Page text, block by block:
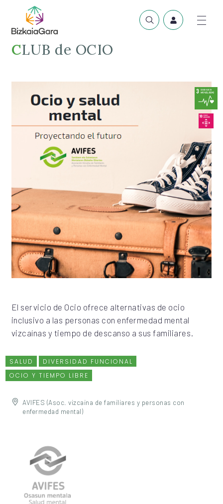
CLUB de OCIO
El servicio de Ocio ofrece alternativas de ocio
inclusivo a las personas con enfermedad mental
vizcaínas y tiempo de descanso a sus familiares.
SALUD
DIVERSIDAD FUNCIONAL
OCIO Y TIEMPO LIBRE
AVIFES (Asoc. vizcaina de familiares y personas con
enfermedad mental)